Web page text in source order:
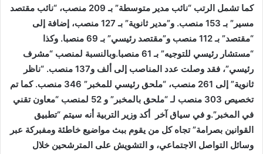
كما تشمل الرتب “نائب مدير متوسطة” بـ 209 منصب، “نائب مقتصد
مسير” بـ 153 منصب. و”مدير ثانوية” بـ 127 منصب، إضافة إلى
“مقتصد” بـ 112 منصب و”مقتصد رئيسي” بـ 69 منصبا. وكذا
“مستشار رئيسي للتوجيه” بـ 61 منصبا.وبالنسبة لمنصب “مشرف
رئيسي”،‫ فقد وصلت عدد المناصب إلى ألف و137 منصب. “ناظر
ثانوية” إلى 261 منصب، “ملحق رئيسي للمخبر” 346 منصب. كما تم
تخصيص 303 منصب لـ “ملحق بالمخبر” و 52 لمنصب “معاون تقني
في المخبر”.و في سياق آخر
أكد وزير التربية أنه سيتم “تطبيق
القوانين بصرامة” تجاه كل من يقوم ببث مواضيع خاطئة ومفبركة عبر
وسائل التواصل الاجتماعي، و التشويش على المترشحين خلال